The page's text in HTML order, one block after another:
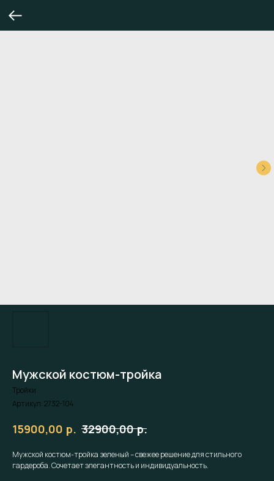
Мужской костюм-тройка
Тройки
Артикул:2732-104
15900,00 р. 32900,00 р.
Мужской костюм-тройка зеленый – свежее решение для стильного
гардероба. Сочетает элегантность и индивидуальность.